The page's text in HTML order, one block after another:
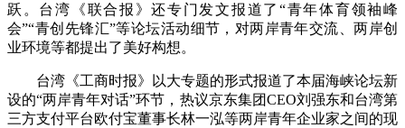
跃。台湾《联合报》还专门发文报道了“青年体育领袖峰
会”“青创先锋汇”等论坛活动细节，对两岸青年交流、两岸创
业环境等都提出了美好构想。
台湾《工商时报》以大专题的形式报道了本届海峡论坛新
设的“两岸青年对话”环节，热议京东集团CEO刘强东和台湾第
三方支付平台欧付宝董事长林一泓等两岸青年企业家之间的现